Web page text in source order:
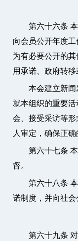
第六十六条
向会员公开年度
为有必要公开的
用承诺、政府转
本会建立新
就本组织的重要
会、接受采访等
人审定，确保正
第六十七条
督。
第六十八条
诺制度，并向社
第六十九条